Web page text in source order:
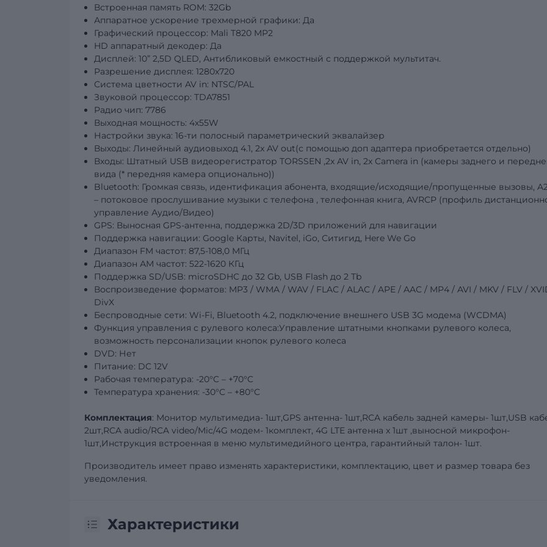
Встроенная память ROM: 32Gb
Аппаратное ускорение трехмерной графики: Да
Графический процессор: Mali T820 MP2
HD аппаратный декодер: Да
Дисплей: 10” 2,5D QLED, Антибликовый емкостный с поддержкой мультитач.
Разрешение дисплея: 1280x720
Система цветности AV in: NTSC/PAL
Звуковой процессор: TDA7851
Радио чип: 7786
Выходная мощность: 4х55W
Настройки звука: 16-ти полосный параметрический эквалайзер
Выходы: Линейный аудиовыход 4.1, 2x AV out(с помощью доп адаптера приобретается отдельно)
Входы: Штатный USB видеорегистратор TORSSEN ,2x AV in, 2x Camera in (камеры заднего и
вида (* передняя камера опционально))
Bluetooth: Громкая связь, идентификация абонента, входящие/исходящие/пропущенные вызовы,
– потоковое прослушивание музыки с телефона , телефонная книга, AVRCP (профиль
управление Аудио/Видео)
GPS: Выносная GPS-антенна, поддержка 2D/3D приложений для навигации
Поддержка навигации: Google Карты, Navitel, iGo, Ситигид, Here We Go
Диапазон FM частот: 87,5-108,0 МГц
Диапазон АМ частот: 522-1620 КГц
Поддержка SD/USB: microSDHC до 32 Gb, USB Flash до 2 Tb
Воспроизведение форматов: MP3 / WMA / WAV / FLAC / ALAC / APE / AAC / MP4 / AVI / MKV / FLV /
DivX
Беспроводные сети: Wi-Fi, Bluetooth 4.2, подключение внешнего USB 3G модема (WCDMA)
Функция управления с рулевого колеса:Управление штатными кнопками рулевого колеса,
возможность персонализации кнопок рулевого колеса
DVD: Нет
Питание: DC 12V
Рабочая температура: -20°C – +70°C
Температура хранения: -30°C – +80°C
Комплектация: Монитор мультимедиа- 1шт,GPS антенна- 1шт,RCA кабель задней камеры- 1шт,USB
2шт,RCA audio/RCA video/Mic/4G модем- 1комплект, 4G LTE антенна х 1шт ,выносной микрофон-
1шт,Инструкция встроенная в меню мультимедийного центра, гарантийный талон- 1шт.
Производитель имеет право изменять характеристики, комплектацию, цвет и размер товара без
уведомления.
Характеристики